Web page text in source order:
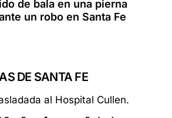
de bala en una pierna
un robo en Santa Fe
DE SANTA FE